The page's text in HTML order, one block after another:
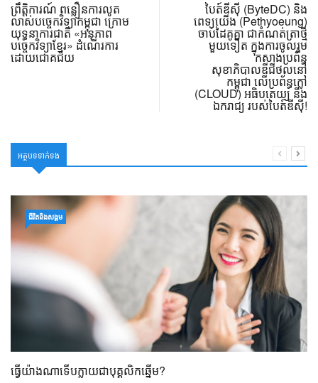
ព្រឹត្តិការណ៍ ពន្លឿនការលូត
លាស់បច្ចេកវិទ្យាកម្ពុជា ក្រោម
យុទ្ធនាការជាតិ «អនុភាព
បច្ចេកវិទ្យាខ្មែរ» ដំណើរការ
ដោយជោគជ័យ
បៃត៍ឌីស៊ី (ByteDC) និង
ពេទ្យយើង (Pethyoeung)
ចាប់ដៃគូគ្នា ជាកំណត់ត្រាថ្មី
មួយទៀត ក្នុងការចូលរួម
កសាងប្រព័ន្ធ
សុខាភិបាលឌីជីថល​នៅ
កម្ពុជា លើប្រព័ន្ធក្លៅ
(CLOUD) អធិបតេយ្យ និង
ឯករាជ្យ របស់បៃត៍ឌីស៊ី!
អត្ថបទទាក់ទង
ជីវិតនិងសង្គម
ធ្វើយ៉ាងណាទើបក្លាយជាបុគ្គលិកឆ្នើម?